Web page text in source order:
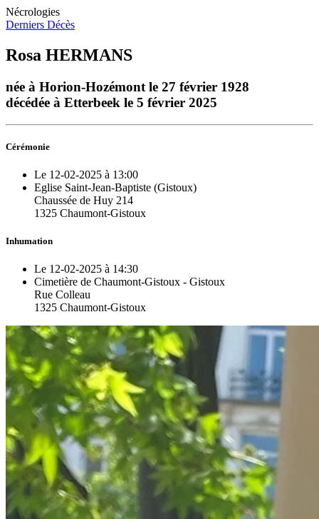
Nécrologies
Derniers Décès
Rosa HERMANS
née à Horion-Hozémont le 27 février 1928
décédée à Etterbeek le 5 février 2025
Cérémonie
Le 12-02-2025 à 13:00
Eglise Saint-Jean-Baptiste (Gistoux)
Chaussée de Huy 214
1325 Chaumont-Gistoux
Inhumation
Le 12-02-2025 à 14:30
Cimetière de Chaumont-Gistoux - Gistoux
Rue Colleau
1325 Chaumont-Gistoux